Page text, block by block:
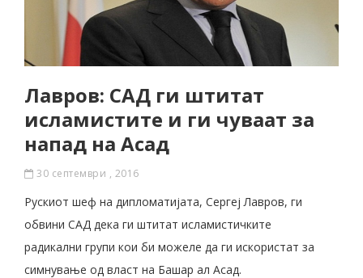
Лавров: САД ги штитат
исламистите и ги чуваат за
напад на Асад
30 септември , 2016
Рускиот шеф на дипломатијата, Сергеј Лавров, ги
обвини САД дека ги штитат исламистичките
радикални групи кои би можеле да ги искористат за
симнување од власт на Башар ал Асад.